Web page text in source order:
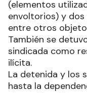
(elementos
envoltorios) y
entre otros
También se
sindicada como
ilícita.
La detenida y los
hasta la